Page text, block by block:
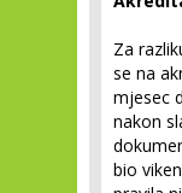
Za
se na
mjesec
nakon
bio